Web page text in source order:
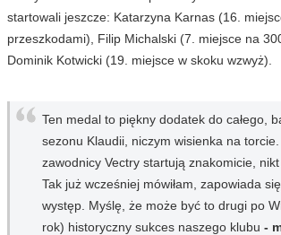
startowali jeszcze: Katarzyna Karnas (16.
przeszkodami), Filip Michalski (7. miejsce na
Dominik Kotwicki (19. miejsce w skoku wzwyż).
Ten medal to piękny dodatek do całego,
sezonu Klaudii, niczym wisienka na
zawodnicy Vectry startują znakomicie, nikt
Tak już wcześniej mówiłam, zapowiada
występ. Myślę, że może być to drugi po
rok) historyczny sukces naszego klubu -